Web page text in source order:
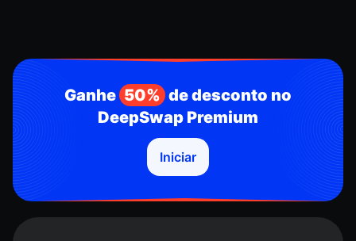
Ganhe 50% de desconto no
DeepSwap Premium
Iniciar